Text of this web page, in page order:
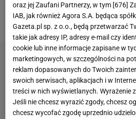
dała prawdziwe show,
6:4, 6:2.
oraz jej Zaufani Partnerzy, w tym [676]
IAB, jak również Agora S.A. będąca
Gazeta.pl sp. z o.o., będą przetwarzać
takie jak adresy IP, adresy e-mail czy
cookie lub inne informacje zapisane w
marketingowych, w szczególności na
reklam dopasowanych do Twoich
swoich serwisach, aplikacjach i w
treści w nich wyświetlanych. Wyrażenie
Jeśli nie chcesz wyrazić zgody, chcesz
chcesz wycofać zgodę uprzednio